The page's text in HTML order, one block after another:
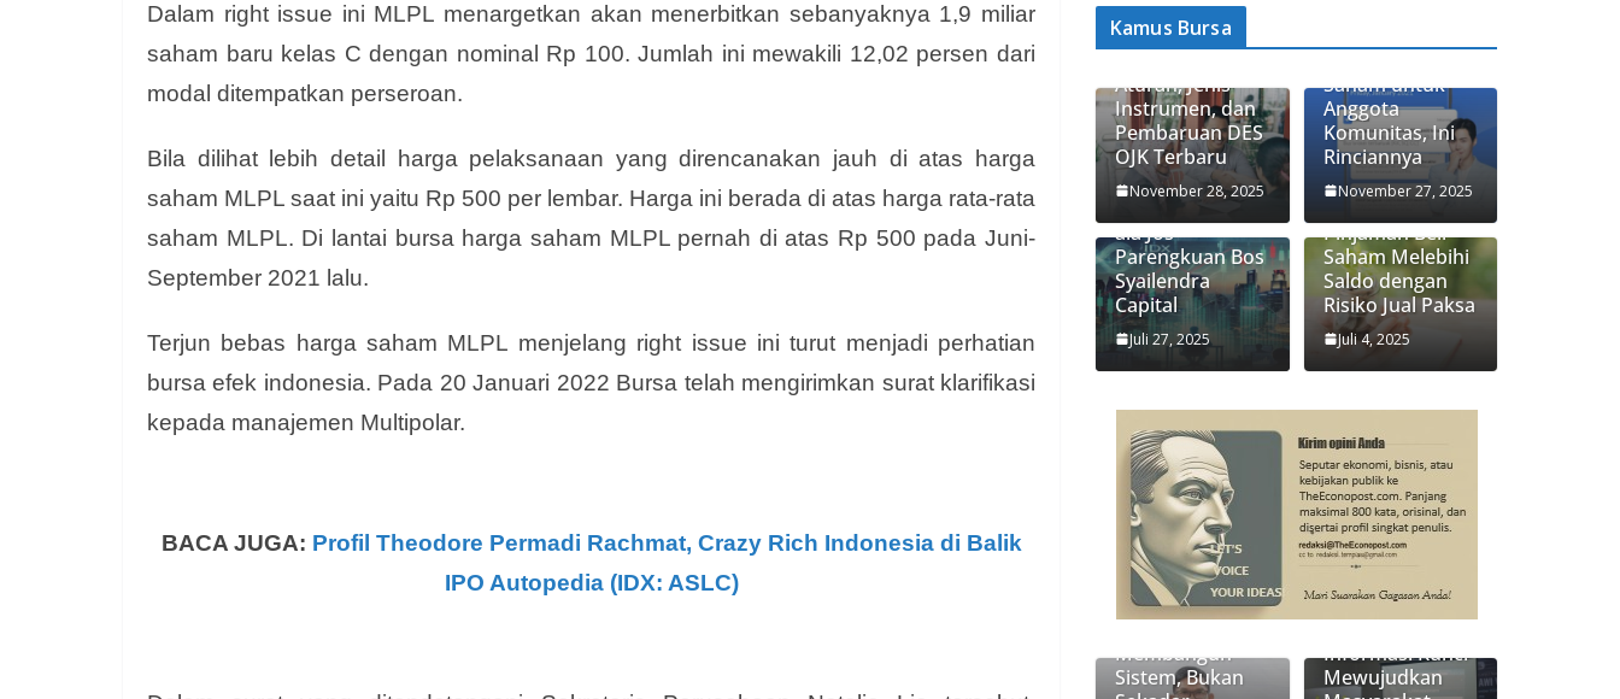
Dalam right issue ini MLPL menargetkan akan menerbitkan sebanyaknya 1,9 miliar
saham baru kelas C dengan nominal Rp 100. Jumlah ini mewakili 12,02 persen dari
modal ditempatkan perseroan.
Bila dilihat lebih detail harga pelaksanaan yang direncanakan jauh di atas harga
saham MLPL saat ini yaitu Rp 500 per lembar. Harga ini berada di atas harga rata-rata
saham MLPL. Di lantai bursa harga saham MLPL pernah di atas Rp 500 pada Juni-
September 2021 lalu.
Terjun bebas harga saham MLPL menjelang right issue ini turut menjadi perhatian
bursa efek indonesia. Pada 20 Januari 2022 Bursa telah mengirimkan surat klarifikasi
kepada manajemen Multipolar.
BACA JUGA: Profil Theodore Permadi Rachmat, Crazy Rich Indonesia di Balik
IPO Autopedia (IDX: ASLC)
Kamus Bursa
Apa Itu Saham
Aturan, Jenis
Instrumen, dan
Pembaruan DES
OJK Terbaru
November 28, 2025
Saham untuk
Anggota
Komunitas, Ini
Rinciannya
November 27, 2025
3 Strategi
ala Jos
Parengkuan Bos
Syailendra
Capital
Juli 27, 2025
Apa Itu Fitur
Pinjaman Beli
Saham Melebihi
Saldo dengan
Risiko Jual Paksa
Juli 4, 2025
Transformasi
Membangun
Sistem, Bukan
Informasi Kunci
Mewujudkan